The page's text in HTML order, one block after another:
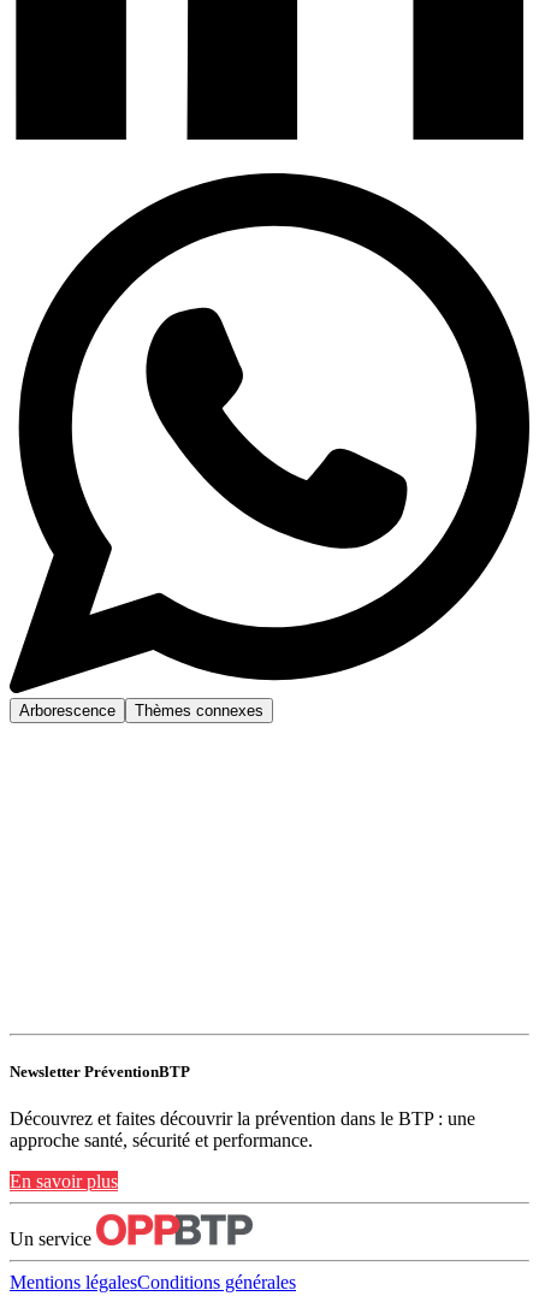
Arborescence Thèmes connexes
Newsletter PréventionBTP
Découvrez et faites découvrir la prévention dans le BTP : une
approche santé, sécurité et performance.
En savoir plus
Un service
Mentions légalesConditions générales